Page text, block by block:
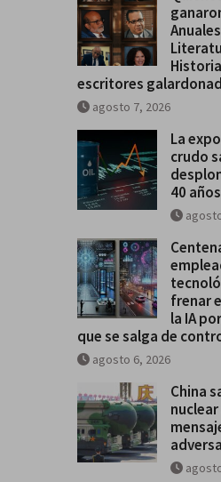
escritores
agosto 7, 2026
La
crudo
40 años
frenar
la IA
que se salga de
agosto 6, 2026
China